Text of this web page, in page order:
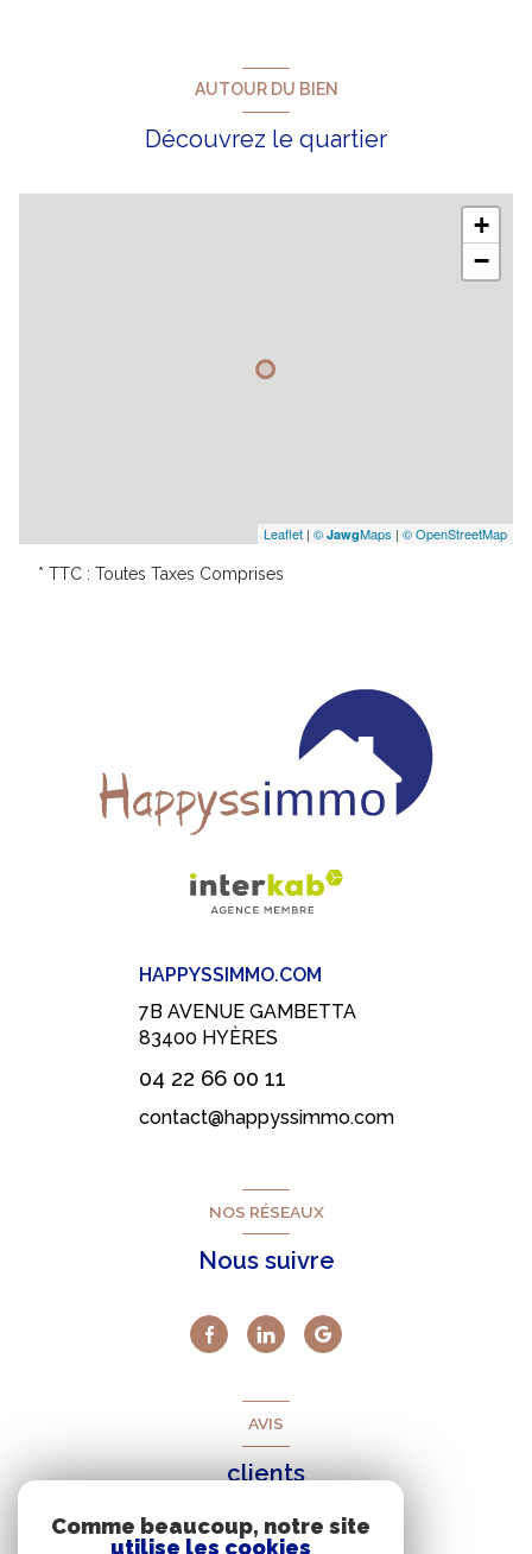
AUTOUR DU BIEN
Découvrez le quartier
+
−
Leaflet | © JawgMaps | © OpenStreetMap
* TTC : Toutes Taxes Comprises
HAPPYSSIMMO.COM
7B AVENUE GAMBETTA
83400 HYÈRES
04 22 66 00 11
contact@happyssimmo.com
NOS RÉSEAUX
Nous suivre
AVIS
clients
Comme beaucoup, notre site
utilise les cookies